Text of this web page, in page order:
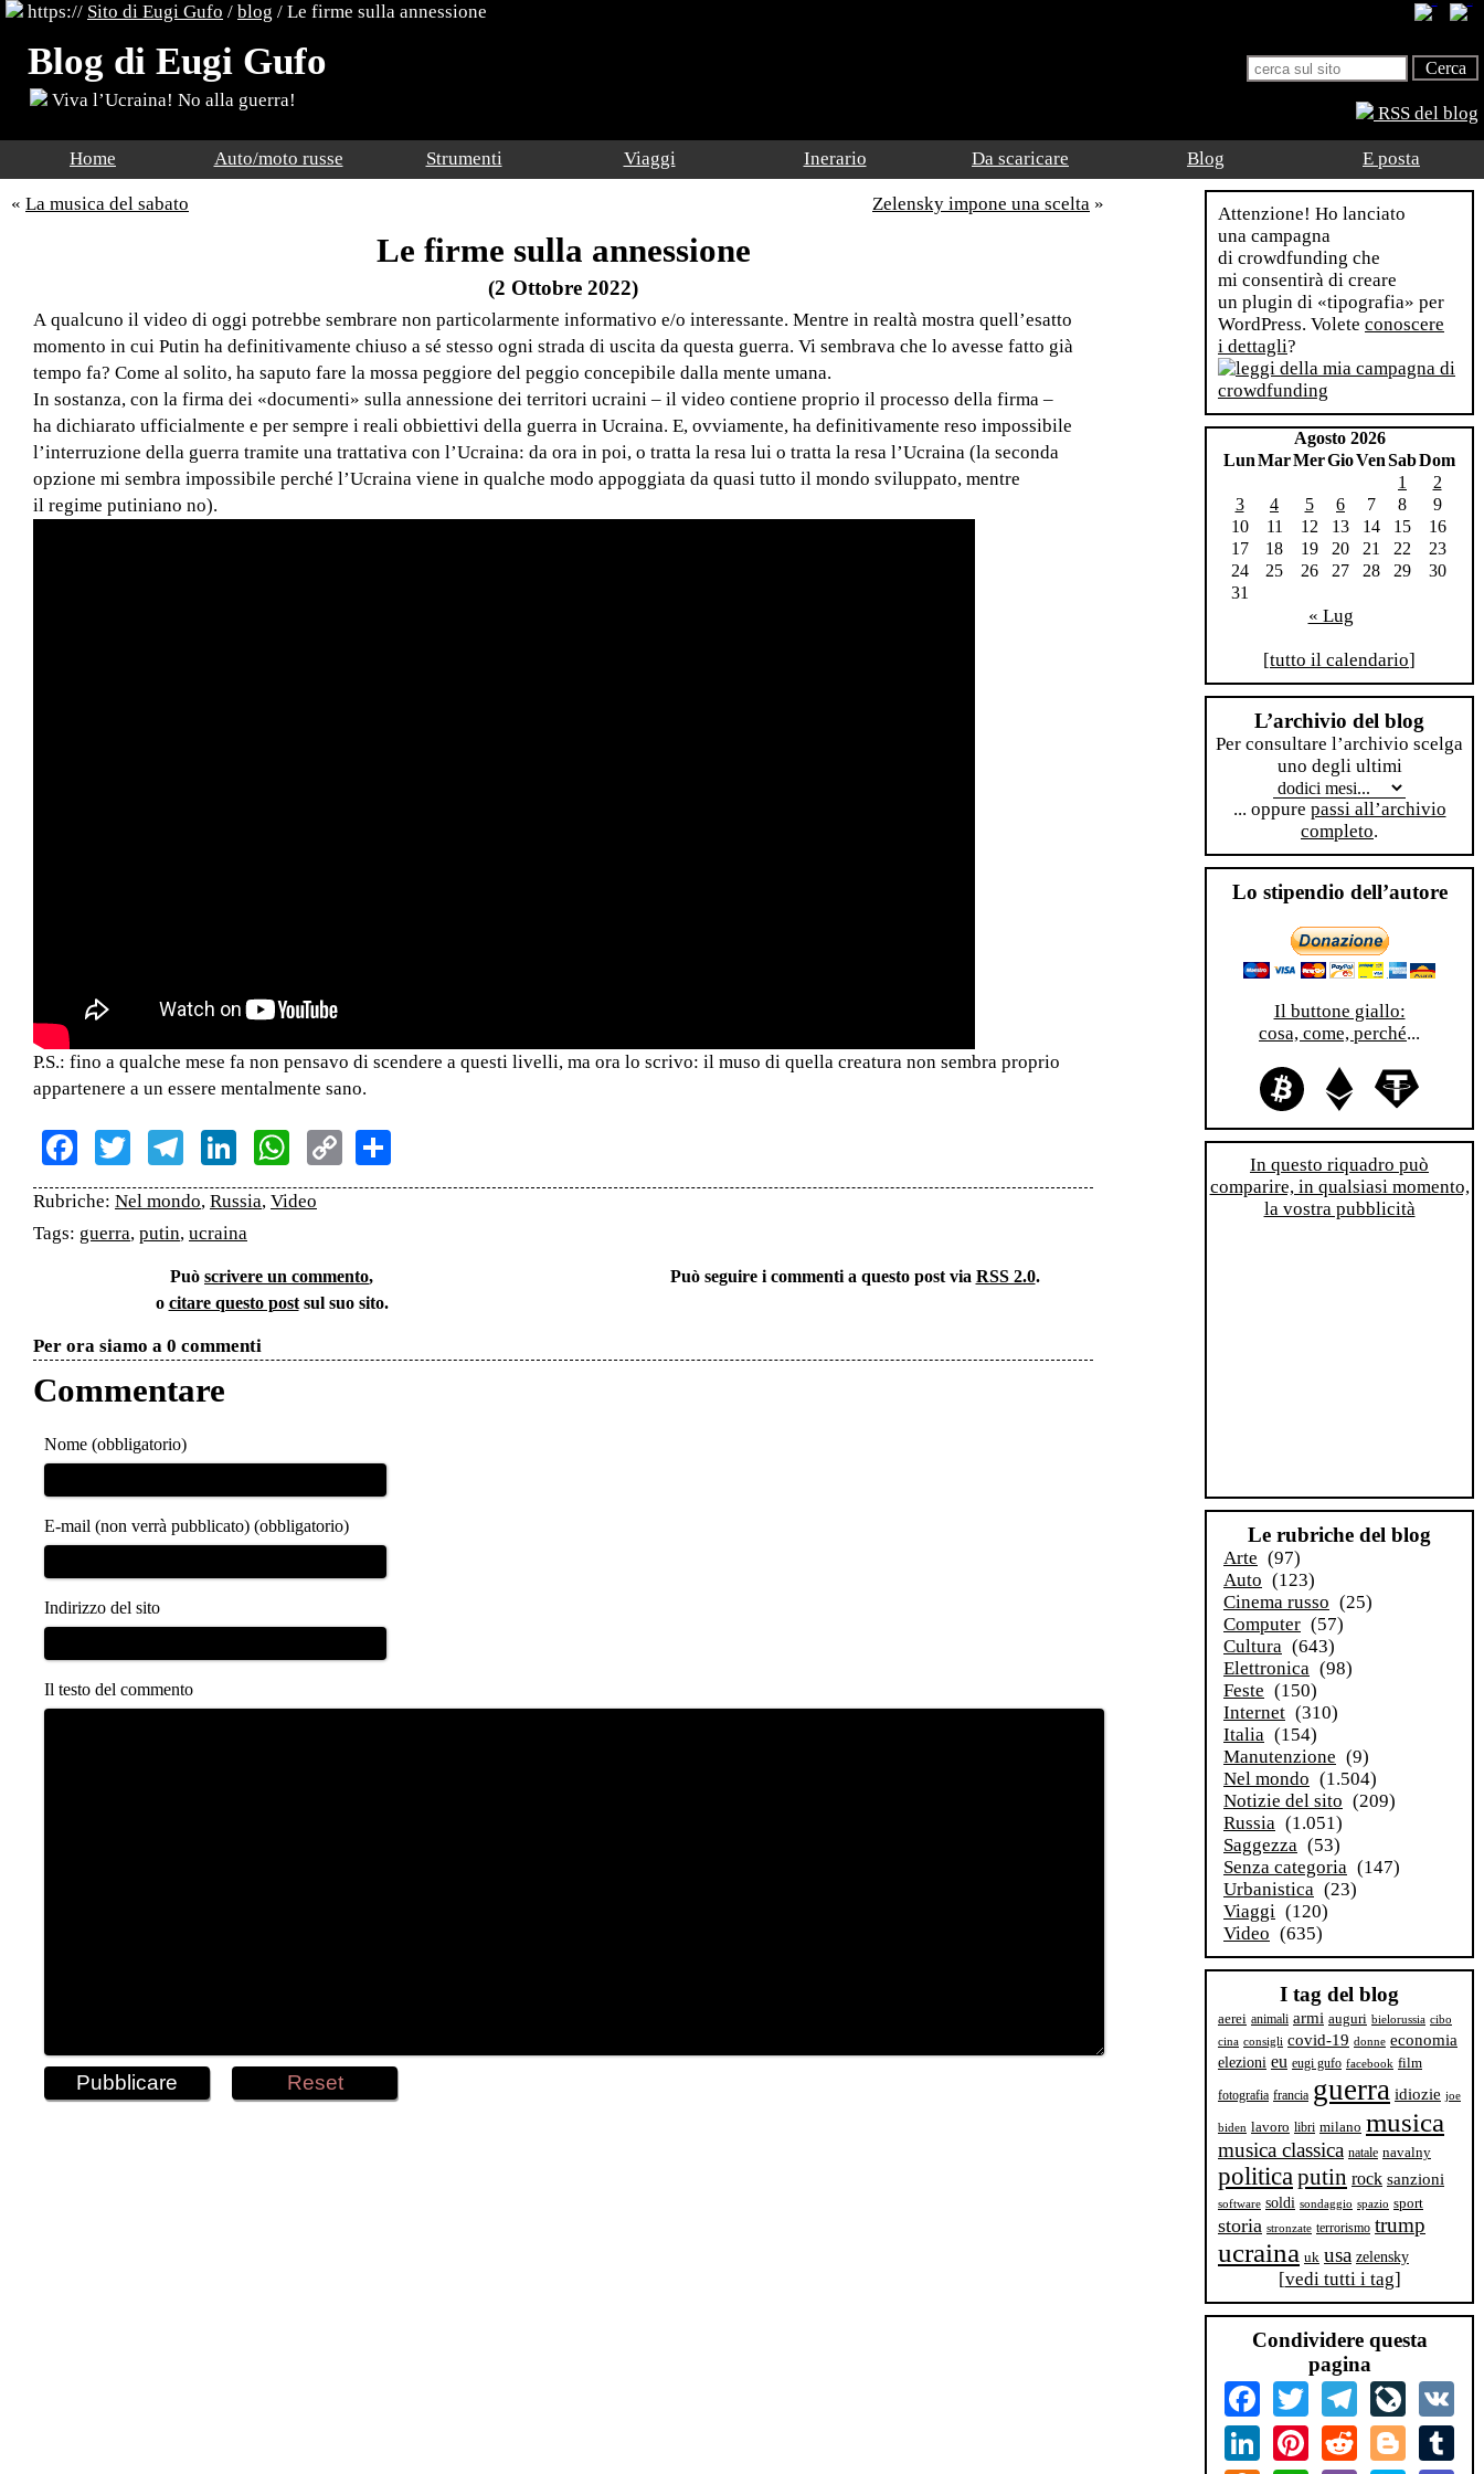
https:// Sito di Eugi Gufo / blog / Le firme sulla annessione
Blog di Eugi Gufo
Viva l’Ucraina! No alla guerra!
RSS del blog
Home Auto/moto russe Strumenti Viaggi Inerario Da scaricare Blog E posta
« La musica del sabato Zelensky impone una scelta »
Le firme sulla annessione
(2 Ottobre 2022)
A qualcuno il video di oggi potrebbe sembrare non particolarmente informativo e/o interessante. Mentre in realtà mostra quell’esatto
momento in cui Putin ha definitivamente chiuso a sé stesso ogni strada di uscita da questa guerra. Vi sembrava che lo avesse fatto già
tempo fa? Come al solito, ha saputo fare la mossa peggiore del peggio concepibile dalla mente umana.
In sostanza, con la firma dei «documenti» sulla annessione dei territori ucraini – il video contiene proprio il processo della firma –
ha dichiarato ufficialmente e per sempre i reali obbiettivi della guerra in Ucraina. E, ovviamente, ha definitivamente reso impossibile
l’interruzione della guerra tramite una trattativa con l’Ucraina: da ora in poi, o tratta la resa lui o tratta la resa l’Ucraina (la seconda
opzione mi sembra impossibile perché l’Ucraina viene in qualche modo appoggiata da quasi tutto il mondo sviluppato, mentre
il regime putiniano no).
P.S.: fino a qualche mese fa non pensavo di scendere a questi livelli, ma ora lo scrivo: il muso di quella creatura non sembra proprio
appartenere a un essere mentalmente sano.
Facebook
TwitterTelegram
LinkedInWhatsApp
Copy
Link
Rubriche: Nel mondo, Russia, Video
Tags: guerra, putin, ucraina
Può scrivere un commento,
o citare questo postsul suo sito.
Può seguire i commenti a questo post via RSS 2.0.
Per ora siamo a 0 commenti
Commentare
Nome (obbligatorio)
E-mail (non verrà pubblicato) (obbligatorio)
Indirizzo del sito
Il testo del commento
Attenzione! Ho lanciato
una campagna
di crowdfunding che
mi consentirà di creare
un plugin di «tipografia» per
WordPress. Volete conoscere
i dettagli?
Agosto 2026
LunMarMerGioVenSabDom
1
2
3
4 5 6 7 8
9
10
11 12 13 14 15
16
17
18 19 20 21 22
23
24
25 26 27 28 29
30
31
« Lug
[tutto il calendario]
L’archivio del blog
Per consultare l’archivio scelga
uno degli ultimi
... oppure passi all’archivio
completo.
Lo stipendio dell’autore
Il buttone giallo:
cosa, come, perché...
In questo riquadro può
comparire, in qualsiasi momento,
la vostra pubblicità
Le rubriche del blog
Arte (97)
Auto (123)
Cinema russo (25)
Computer (57)
Cultura (643)
Elettronica (98)
Feste (150)
Internet (310)
Italia (154)
Manutenzione (9)
Nel mondo (1.504)
Notizie del sito (209)
Russia (1.051)
Saggezza (53)
Senza categoria (147)
Urbanistica (23)
Viaggi (120)
Video (635)
I tag del blog
aerei animali armi auguri bielorussia cibo
cina consigli covid-19 donne economia
elezioni eu eugi gufo facebook film
fotografia francia guerra idiozie joe
biden lavoro libri milano musica
musica classica natale navalny
politicaputin rock sanzioni
software soldi sondaggio spazio sport
storia stronzate terrorismo trump
ucraina uk usa zelensky
[vedi tutti i tag]
Condividere questa
pagina
FacebookTwitter Telegram
LinkedInPinterestReddit Blogger